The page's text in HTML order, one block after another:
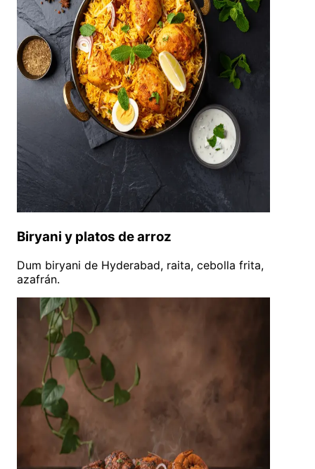
Biryani y platos de arroz
Dum biryani de Hyderabad, raita, cebolla frita,
azafrán.